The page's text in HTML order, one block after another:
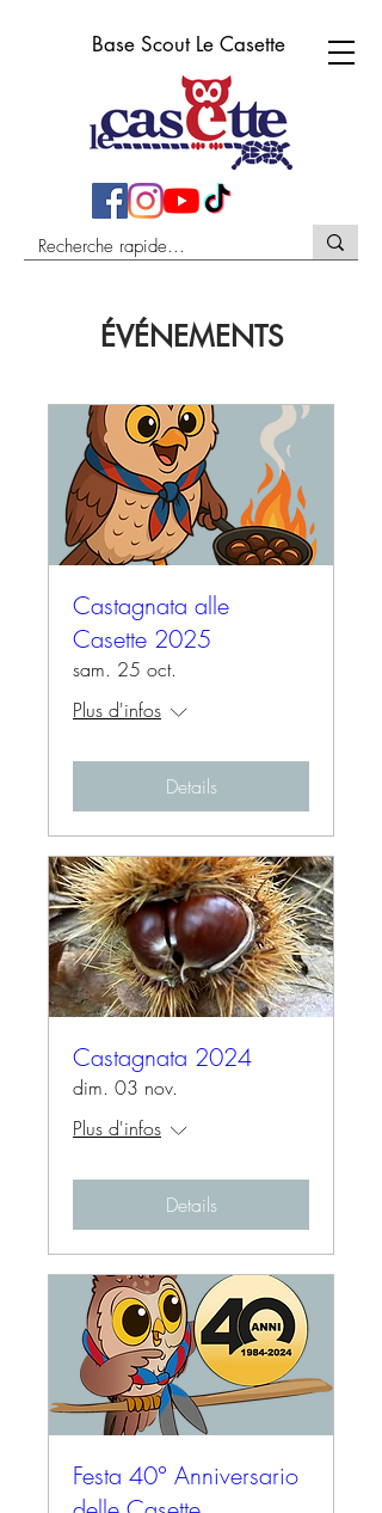
Base Scout Le Casette
ÉVÉNEMENTS
Castagnata alle
Casette 2025
sam. 25 oct.
Plus d'infos
Details
Castagnata 2024
dim. 03 nov.
Plus d'infos
Details
Festa 40° Anniversario